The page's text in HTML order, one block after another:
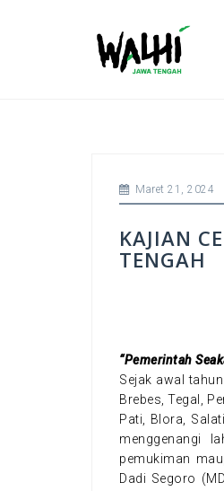
Maret 21, 2024
KAJIAN
TENGAH
“Pemerintah
Sejak awal
Brebes, Tegal,
Pati, Blora,
menggenangi
pemukiman
Dadi Segoro